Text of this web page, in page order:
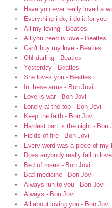
Have you ever really loved a
Everything i do, i do it for you -
All my loving - Beatles
All you need is love - Beatles
Can't buy my love - Beatles
Oh! darling - Beatles
Yesterday - Beatles
She loves you - Beatles
In these arms - Bon Jovi
Love is war - Bon Jovi
Lonely at the top - Bon Jovi
Keep the faith - Bon Jovi
Hardest part is the night - Bon
Fields of fire - Bon Jovi
Every word was a piece of my
Does anybody really fall in
Bed of roses - Bon Jovi
Bad medicine - Bon Jovi
Always run to you - Bon Jovi
Always - Bon Jovi
All about loving you - Bon Jovi